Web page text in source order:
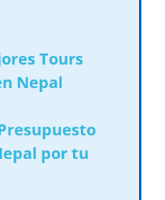
Tours
Nepal
por tu